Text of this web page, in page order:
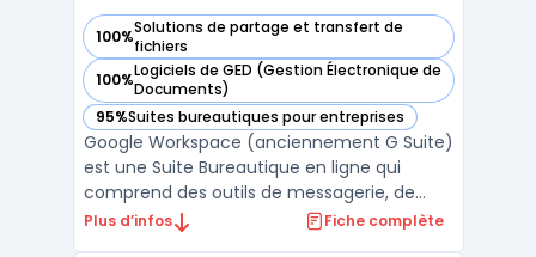
100%Solutions de partage et transfert de
fichiers
— voir Google Workspace dans cette catégorie
100%Logiciels de GED (Gestion Électronique de
Documents)
— voir Google Workspace dans cette catégorie
95%Suites bureautiques pour entreprises
— voir Google Workspace dans cette catégorie
Google Workspace (anciennement G Suite)
est une Suite Bureautique en ligne qui
comprend des outils de messagerie, de
stockage, de partage et de collaboration.
Plus d’infos Fiche complète